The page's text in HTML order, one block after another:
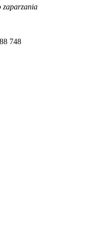
zaparzania
748